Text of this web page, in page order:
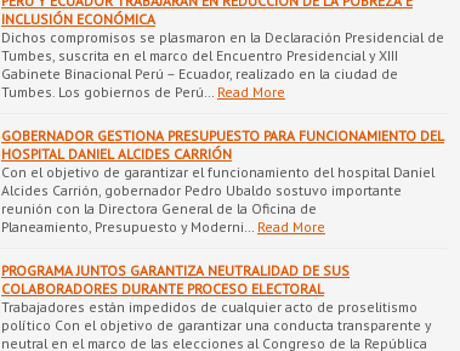
INCLUSIÓN ECONÓMICA
Dichos compromisos se plasmaron en la Declaración Presidencial de
Tumbes, suscrita en el marco del Encuentro Presidencial y XIII
Gabinete Binacional Perú – Ecuador, realizado en la ciudad de
Tumbes. Los gobiernos de Perú…
Read More
GOBERNADOR GESTIONA PRESUPUESTO PARA FUNCIONAMIENTO DEL
HOSPITAL DANIEL ALCIDES CARRIÓN
Con el objetivo de garantizar el funcionamiento del hospital Daniel
Alcides Carrión, gobernador Pedro Ubaldo sostuvo importante
reunión con la Directora General de la Oficina de
Planeamiento, Presupuesto y Moderni…
Read More
PROGRAMA JUNTOS GARANTIZA NEUTRALIDAD DE SUS
COLABORADORES DURANTE PROCESO ELECTORAL
Trabajadores están impedidos de cualquier acto de proselitismo
político Con el objetivo de garantizar una conducta transparente y
neutral en el marco de las elecciones al Congreso de la República